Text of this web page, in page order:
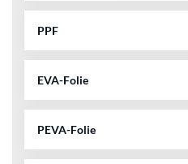
PPF
EVA-Folie
PEVA-Folie